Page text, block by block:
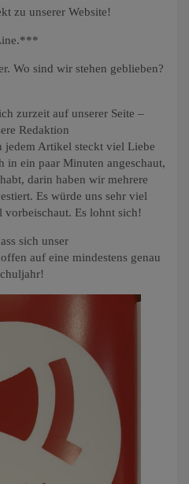
zu unserer Website!
Wo sind wir stehen geblieben?
zurzeit auf unserer Seite –
Redaktion
Artikel steckt viel Liebe
in ein paar Minuten angeschaut,
darin haben wir mehrere
Es würde uns sehr viel
vorbeischaut. Es lohnt sich!
sich unser
auf eine mindestens genau